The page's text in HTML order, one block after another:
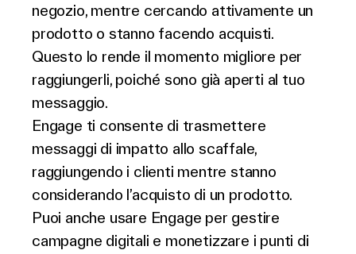
negozio, mentre cercando attivamente un
prodotto o stanno facendo acquisti.
Questo lo rende il momento migliore per
raggiungerli, poiché sono già aperti al tuo
messaggio.
Engage ti consente di trasmettere
messaggi di impatto allo scaffale,
raggiungendo i clienti mentre stanno
considerando l’acquisto di un prodotto.
Puoi anche usare Engage per gestire
campagne digitali e monetizzare i punti di